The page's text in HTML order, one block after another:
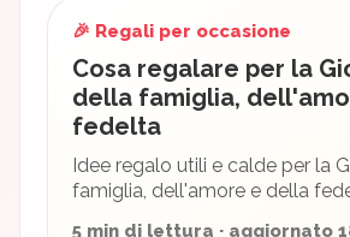
🎉 Regali per occasione
Cosa regalare per la
della famiglia,
fedelta
Idee regalo utili e calde per la
famiglia, dell'amore e della
5 min di lettura · aggiornato